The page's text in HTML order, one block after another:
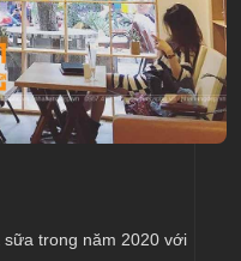
trong năm 2020 với